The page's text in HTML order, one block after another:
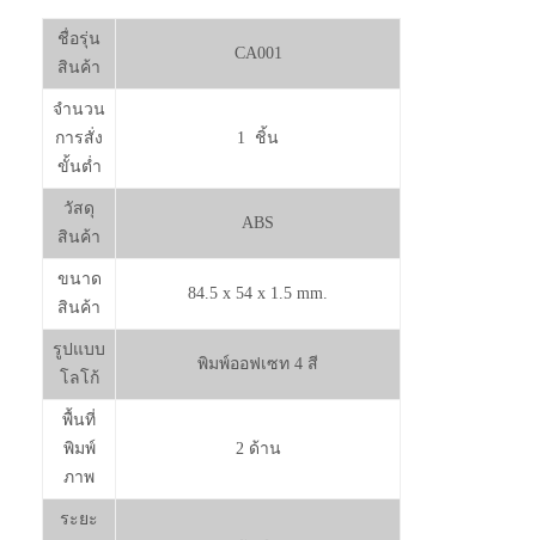
ชื่อรุ่น
สินค้า
CA001
จำนวน
การสั่ง
ขั้นต่ำ
1 ชิ้น
วัสดุ
สินค้า
ABS
ขนาด
สินค้า
84.5 x 54 x 1.5 mm.
รูปแบบ
โลโก้
พิมพ์ออฟเซท 4 สี
พื้นที่
พิมพ์
ภาพ
2 ด้าน
ระยะ